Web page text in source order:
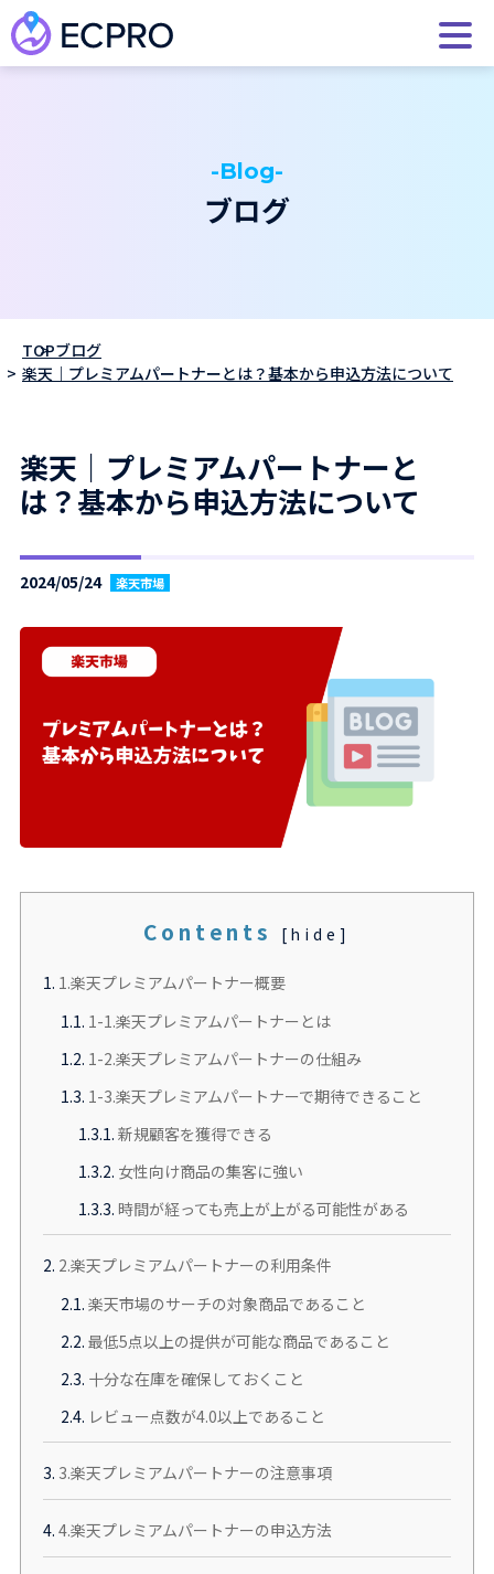
-Blog-
ブログ
TOPブログ
楽天｜プレミアムパートナーとは？基本から申込方法について
楽天｜プレミアムパートナーと
は？基本から申込方法について
2024/05/24 楽天市場
Contents [ hide ]
1. 1.楽天プレミアムパートナー概要
1.1. 1-1.楽天プレミアムパートナーとは
1.2. 1-2.楽天プレミアムパートナーの仕組み
1.3. 1-3.楽天プレミアムパートナーで期待できること
1.3.1. 新規顧客を獲得できる
1.3.2. 女性向け商品の集客に強い
1.3.3. 時間が経っても売上が上がる可能性がある
2. 2.楽天プレミアムパートナーの利用条件
2.1. 楽天市場のサーチの対象商品であること
2.2. 最低5点以上の提供が可能な商品であること
2.3. 十分な在庫を確保しておくこと
2.4. レビュー点数が4.0以上であること
3. 3.楽天プレミアムパートナーの注意事項
4. 4.楽天プレミアムパートナーの申込方法